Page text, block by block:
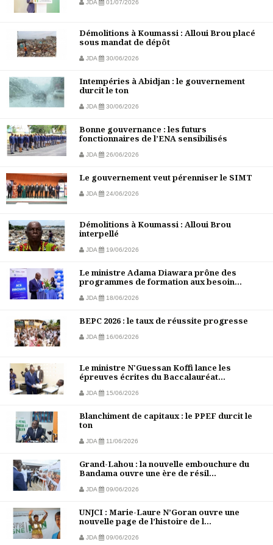
JDA 01/07/2026
Démolitions à Koumassi : Alloui Brou placé
sous mandat de dépôt
JDA 30/06/2026
Intempéries à Abidjan : le gouvernement
durcit le ton
JDA 30/06/2026
Bonne gouvernance : les futurs
fonctionnaires de l’ENA sensibilisés
JDA 26/06/2026
Le gouvernement veut pérenniser le SIMT
JDA 24/06/2026
Démolitions à Koumassi : Alloui Brou
interpellé
JDA 19/06/2026
Le ministre Adama Diawara prône des
programmes de formation aux besoin...
JDA 18/06/2026
BEPC 2026 : le taux de réussite progresse
JDA 16/06/2026
Le ministre N'Guessan Koffi lance les
épreuves écrites du Baccalauréat...
JDA 15/06/2026
Blanchiment de capitaux : le PPEF durcit le
ton
JDA 11/06/2026
Grand-Lahou : la nouvelle embouchure du
Bandama ouvre une ère de résil...
JDA 09/06/2026
UNJCI : Marie-Laure N’Goran ouvre une
nouvelle page de l’histoire de l...
JDA 09/06/2026